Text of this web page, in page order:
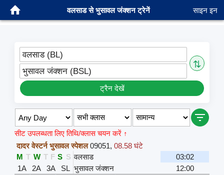
वलसाड से भुसावल जंक्शन ट्रेनें साइन इन
वलसाड (BL)
⇅
भुसावल जंक्शन (BSL)
ट्रैन देखें
सीट उपलब्धता लिए तिथि/क्लास चयन करें ↑
दादर वेस्टर्न भुसावल स्पेशल 09051,08.58 घंटे
M T W T F S S वलसाड
03:02
1A
2A 3A SL भुसावल जंक्शन
12:00